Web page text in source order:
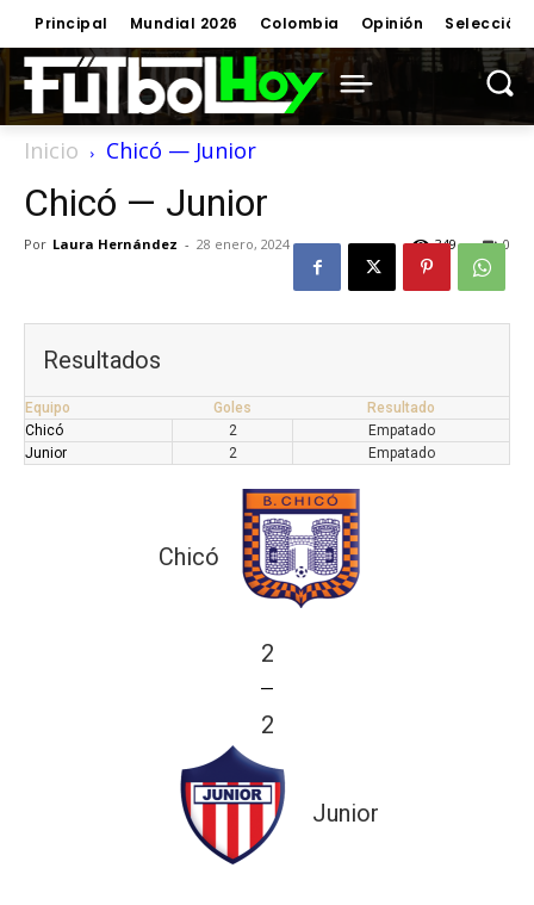
Principal Mundial 2026 Colombia Opinión Selección
Inicio Chicó — Junior
Chicó — Junior
Por Laura Hernández - 28 enero, 2024 0
349
Resultados
Equipo Goles
Resultado
Chicó
2
Empatado
Junior
2 Empatado
Chicó
2
—
2
Junior